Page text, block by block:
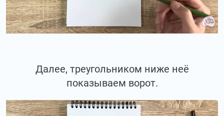
Далее, треугольником ниже неё
показываем ворот.